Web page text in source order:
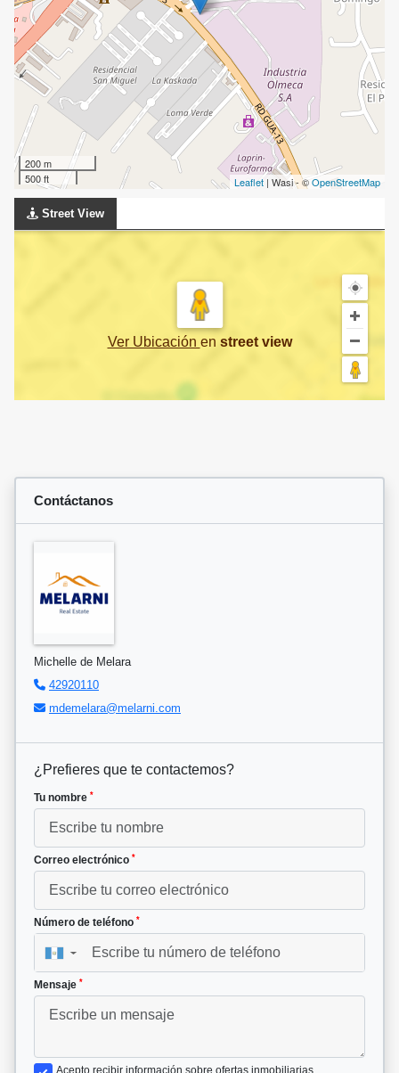
200 m
500 ft
Leaflet | Wasi - ©OpenStreetMap
Street View
Ver Ubicación en street view
Contáctanos
Michelle de Melara
42920110
mdemelara@melarni.com
¿Prefieres que te contactemos?
Tu nombre *
Correo electrónico *
Número de teléfono *
▼
Mensaje *